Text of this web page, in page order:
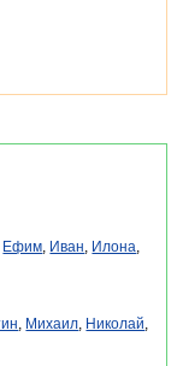
Ефим, Иван, Илона,
, Михаил, Николай,